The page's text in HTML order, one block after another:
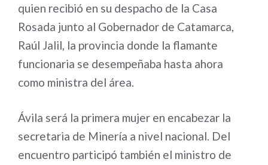
quien recibió en su despacho de la Casa
Rosada junto al Gobernador de Catamarca,
Raúl Jalil, la provincia donde la flamante
funcionaria se desempeñaba hasta ahora
como ministra del área.
Ávila será la primera mujer en encabezar la
secretaria de Minería a nivel nacional. Del
encuentro participó también el ministro de